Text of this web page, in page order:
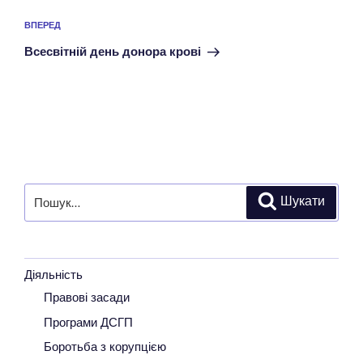
Наступний
запис
ВПЕРЕД
Всесвітній день донора крові
за
Шукати
Діяльність
Правові засади
Програми ДСГП
Боротьба з корупцією